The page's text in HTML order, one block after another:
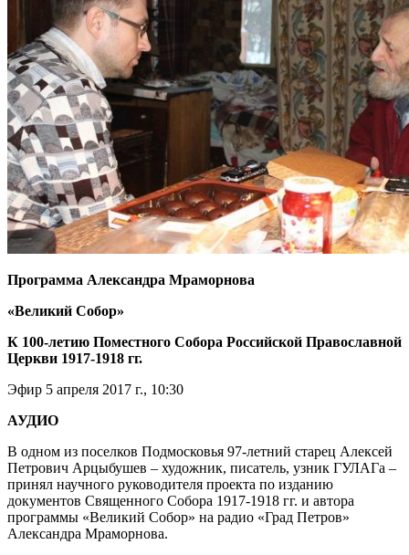
Программа Александра Мраморнова
«Великий Собор»
К 100-летию Поместного Собора Российской Православной
Церкви 1917-1918 гг.
Эфир 5 апреля 2017 г., 10:30
АУДИО
В одном из поселков Подмосковья 97-летний старец Алексей
Петрович Арцыбушев – художник, писатель, узник ГУЛАГа –
принял научного руководителя проекта по изданию
документов Священного Собора 1917-1918 гг. и автора
программы «Великий Собор» на радио «Град Петров»
Александра Мраморнова.